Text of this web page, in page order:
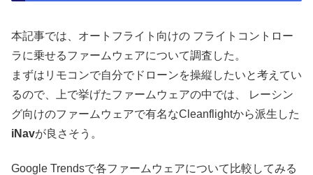
本記事では、オートフライト向けの フライトコントロー
ラに乗せるファームウェアについて調査した。
まずはリモコンで自分でドローンを操縦したいと考えてい
るので、上で挙げたファームウェアの中では、 レーシン
グ向けのファームウェアで有名なCleanflightから派生した
iNavが良さそう。
Google Trendsで各ファームウェアについて比較してみる